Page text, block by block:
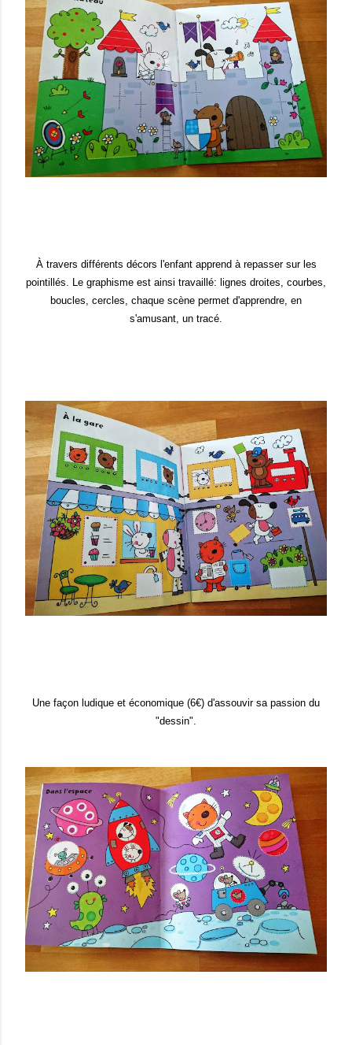
À travers différents décors l'enfant apprend à repasser sur les
pointillés.
Le graphisme est ainsi travaillé: lignes droites, courbes,
boucles, cercles, chaque scène permet d'apprendre en
s'amusant, un tracé.
Une façon ludique et économique (6€) d'assouvir sa passion du
"dessin".